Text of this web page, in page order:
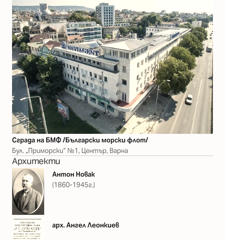
Сграда на БМФ /Български морски флот/
Бул. „Приморски” №1, Център, Варна
Архитекти
Антон Новак
(1860-1945г.)
арх. Ангел Леонкиев